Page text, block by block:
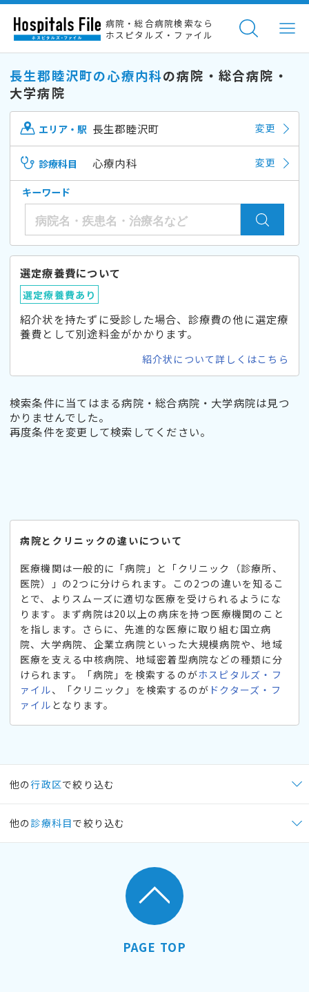
病院・総合病院検索なら
ホスピタルズ・ファイル
長生郡睦沢町の心療内科の病院・総合病院・
大学病院
エリア・駅 長生郡睦沢町 変更
診療科目 心療内科 変更
キーワード
選定療養費について
選定療養費あり
紹介状を持たずに受診した場合、診療費の他に選定療
養費として別途料金がかかります。
紹介状について詳しくはこちら
検索条件に当てはまる病院・総合病院・大学病院は見つ
かりませんでした。
再度条件を変更して検索してください。
病院とクリニックの違いについて
医療機関は一般的に「病院」と「クリニック（診療所、
医院）」の2つに分けられます。この2つの違いを知るこ
とで、よりスムーズに適切な医療を受けられるようにな
ります。まず病院は20以上の病床を持つ医療機関のこと
を指します。さらに、先進的な医療に取り組む国立病
院、大学病院、企業立病院といった大規模病院や、地域
医療を支える中核病院、地域密着型病院などの種類に分
けられます。「病院」を検索するのがホスピタルズ・フ
ァイル、「クリニック」を検索するのが ドクターズ・フ
ァイル となります。
他の行政区で絞り込む
他の 診療科目で絞り込む
PAGE TOP